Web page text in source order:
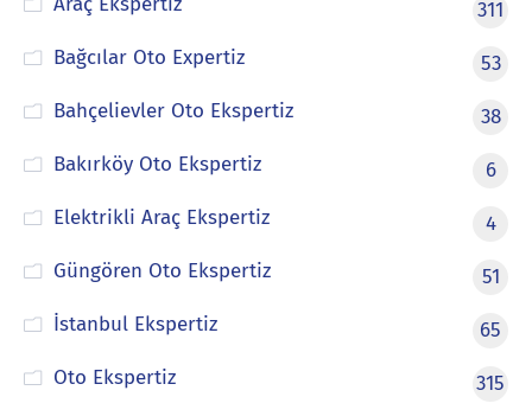
311
Bağcılar Oto Expertiz
53
Bahçelievler Oto Ekspertiz
38
Bakırköy Oto Ekspertiz
6
Elektrikli Araç Ekspertiz
4
Güngören Oto Ekspertiz
51
İstanbul Ekspertiz
65
Oto Ekspertiz
315